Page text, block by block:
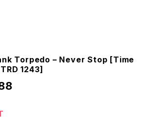
Torpedo – Never Stop [Time
1243]